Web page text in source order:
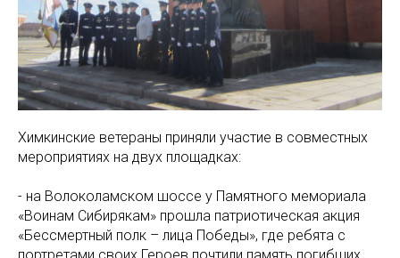
Химкинские ветераны приняли участие в совместных
мероприятиях на двух площадках:
- на Волоколамском шоссе у Памятного мемориала
«Воинам Сибирякам» прошла патриотическая акция
«Бессмертный полк – лица Победы», где ребята с